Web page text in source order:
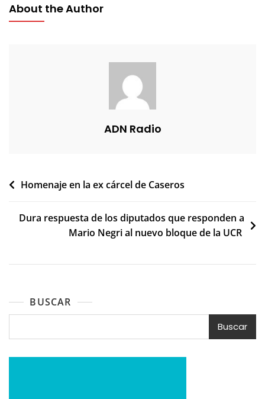
About the Author
ADN Radio
Navegación
entradas
Homenaje en la ex cárcel de Caseros
Dura respuesta de los diputados que responden a
Mario Negri al nuevo bloque de la UCR
BUSCAR
Buscar